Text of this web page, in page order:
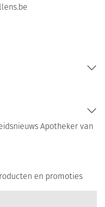
Apotheker van
en promoties